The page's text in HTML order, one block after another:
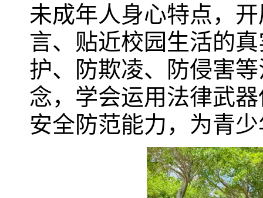
未成年人身心特点，
言、贴近校园生活的
护、防欺凌、防侵害
念，学会运用法律武
安全防范能力，为青